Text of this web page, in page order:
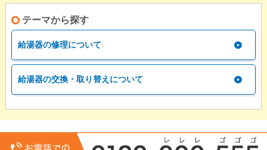
テーマから探す
給湯器の修理について
給湯器の交換・取り替えについて